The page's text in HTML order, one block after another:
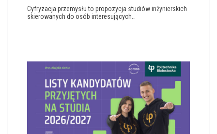
Cyfryzacja przemysłu to propozycja studiów inżynierskich
skierowanych do osób interesujących…